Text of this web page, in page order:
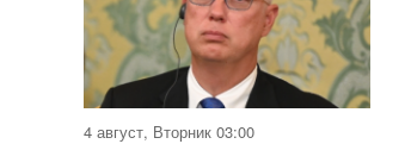
4 август, Вторник 03:00